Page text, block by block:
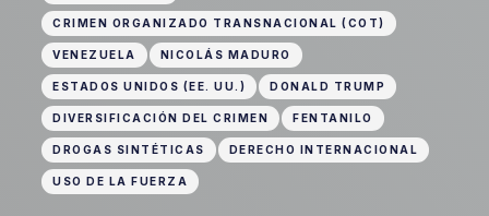
CRIMEN ORGANIZADO TRANSNACIONAL (COT)
VENEZUELA NICOLÁS MADURO
ESTADOS UNIDOS (EE. UU.) DONALD TRUMP
DIVERSIFICACIÓN DEL CRIMEN FENTANILO
DROGAS SINTÉTICAS DERECHO INTERNACIONAL
USO DE LA FUERZA